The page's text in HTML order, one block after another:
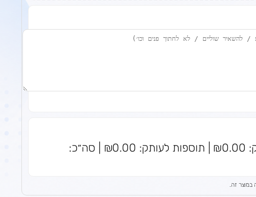
סה״כ עותקים: 0 | מחיר לעותק: ₪0.00 | תוספות לעותק: ₪0.00 | סה״כ: